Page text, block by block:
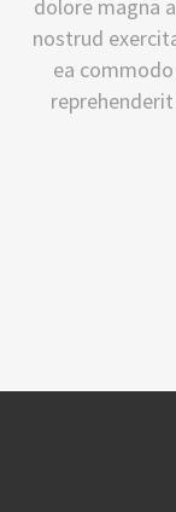
dolore magna
nostrud
ea